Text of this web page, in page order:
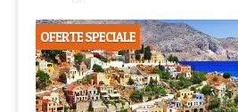
OFERTE SPECIALE